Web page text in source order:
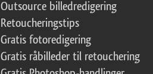
Outsource billedredigering
Retoucheringstips
Gratis fotoredigering
Gratis råbilleder til retouchering